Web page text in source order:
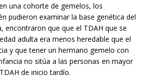
una cohorte de gemelos, los
pudieron examinar la base genética del
encontraron que que el TDAH que se
adulta era menos heredable que el
y que tener un hermano gemelo con
no sitúa a las personas en mayor
de inicio tardío.